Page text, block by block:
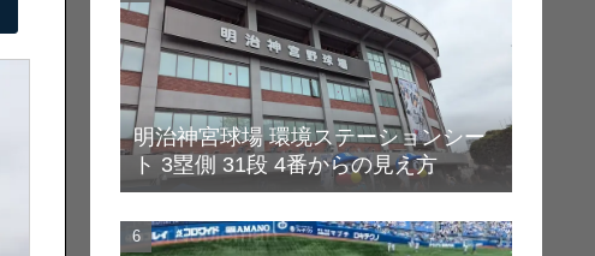
明治神宮球場 環境ステーションシー
ト 3塁側 31段 4番からの見え方